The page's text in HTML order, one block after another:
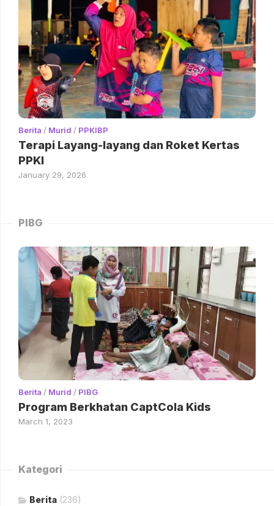
Berita / Murid / PPKIBP
Terapi Layang-layang dan Roket Kertas
PPKI
January 29, 2026
PIBG
Berita / Murid / PIBG
Program Berkhatan CaptCola Kids
March 1, 2023
Kategori
Berita (236)